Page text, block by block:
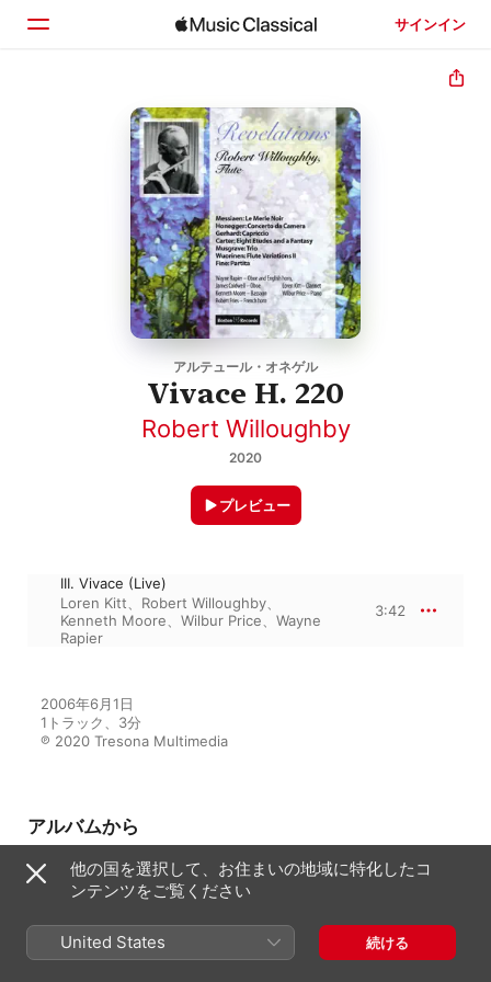
サインイン
見つける
アルテュール・オネゲル
Vivace H. 220
Robert Willoughby
2020
プレビュー
III. Vivace (Live)
Loren Kitt
Robert Willoughby
Kenneth Moore
Wilbur Price
Wayne
Rapier
3:42
2006年6月1日
1トラック、3分
℗ 2020 Tresona Multimedia
アルバムから
Robert Willoughby
他の国を選択して、お住まいの地域に特化したコ
ンテンツをご覧ください
United States 続ける